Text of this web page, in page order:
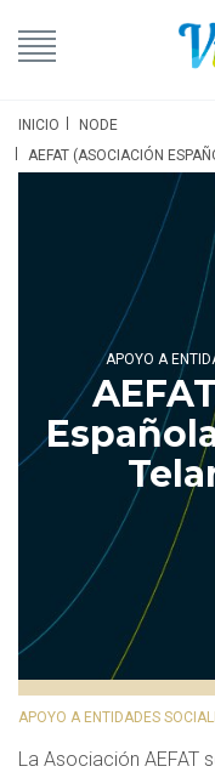
INICIO
NODE
AEFAT (ASOCIACIÓN
APOYO A
APOYO A ENTIDADES
La Asociación AEFAT